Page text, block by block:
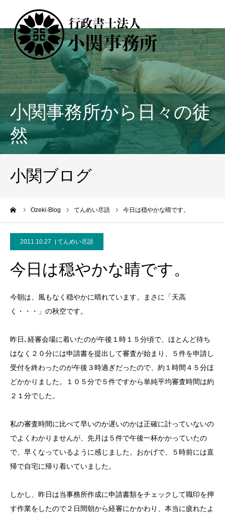
小関事務所から日々の徒
然
小関ブログ
Ozeki-Blog てんめい尽語 今日は穏やかな晴です。
2011.10.27 てんめい尽語
今日は穏やかな晴です。
今朝は、風もなく穏やかに晴れています。まさに「天高
く・・・」の秋空です。
昨日､経審会場に着いたのが午後１時１５分頃で、ほとんど待ち
はなく２０分には申請書を提出して審査が始まり、５件を申請し
受付を終わったのが午後３時過ぎだったので、約１時間４５分ほ
どかかりました。１０５分で５件ですから単純平均審査時間は約
２１分でした。
私の審査時間に比べて早いのか遅いのかは正確に計っていないの
でよくわかりませんが、先月は５件で午後一杯かかっていたの
で、早くなっているように感じました。おかげで、５時前には直
帰で自宅に帰り着いていました。
しかし、昨日は当事務所作成に申請書類をチェックして職印を押
す作業をしたので２日間朝から経審にかかわり、本当に疲れたよ